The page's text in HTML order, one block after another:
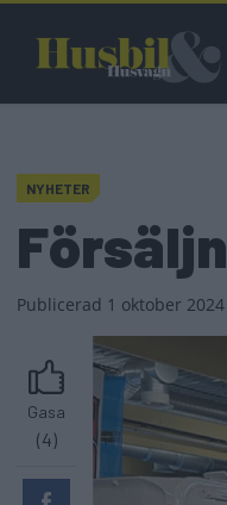
huvudinnehåll
NYHETER
Publicerad 1 oktober 2024
Gasa
(4)